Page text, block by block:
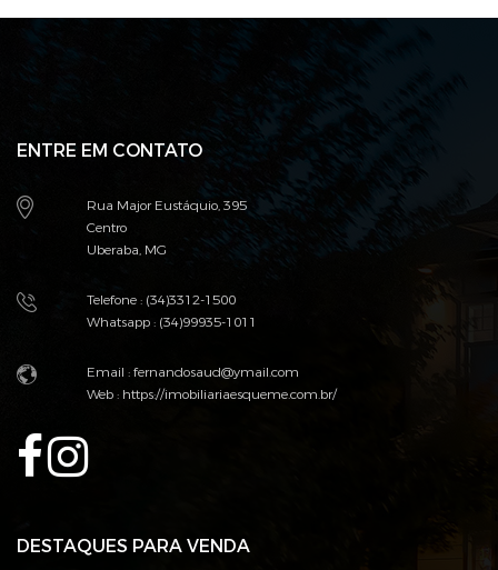
ENTRE EM CONTATO
Rua Major Eustáquio, 395
Centro
Uberaba, MG
Telefone : (34)3312-1500
Whatsapp : (34)99935-1011
Email : fernandosaud@ymail.com
Web :https://imobiliariaesqueme.com.br/
DESTAQUES PARA VENDA